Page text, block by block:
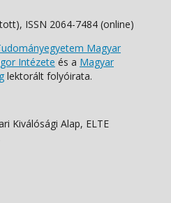
ISSN 2064-7484 (online)
Magyar
Intézete és a Magyar
lektorált folyóirata.
Kiválósági Alap, ELTE